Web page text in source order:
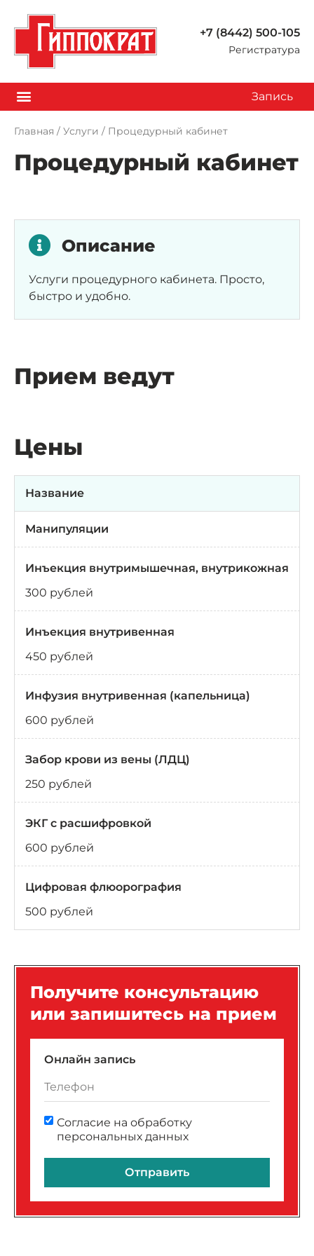
+7 (8442) 500-105
Регистратура
Запись
Главная / Услуги / Процедурный кабинет
Процедурный кабинет
Описание
Услуги процедурного кабинета. Просто,
быстро и удобно.
Прием ведут
Цены
Название
Манипуляции
Инъекция внутримышечная, внутрикожная
300 рублей
Инъекция внутривенная
450 рублей
Инфузия внутривенная (капельница)
600 рублей
Забор крови из вены (ЛДЦ)
250 рублей
ЭКГ с расшифровкой
600 рублей
Цифровая флюорография
500 рублей
Получите консультацию
или запишитесь на прием
Онлайн запись
Согласие на обработку
персональных данных
Отправить